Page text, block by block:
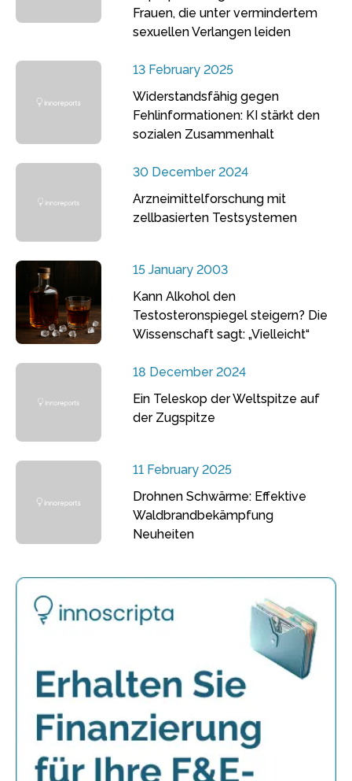
Frauen, die unter vermindertem
sexuellen Verlangen leiden
13 February 2025
Widerstandsfähig gegen
Fehlinformationen: KI stärkt den
sozialen Zusammenhalt
30 December 2024
Arzneimittelforschung mit
zellbasierten Testsystemen
15 January 2003
Kann Alkohol den
Testosteronspiegel steigern? Die
Wissenschaft sagt: „Vielleicht“
18 December 2024
Ein Teleskop der Weltspitze auf
der Zugspitze
11 February 2025
Drohnen Schwärme: Effektive
Waldbrandbekämpfung
Neuheiten